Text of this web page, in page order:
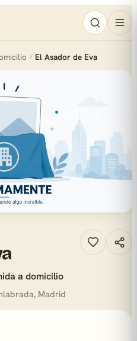
El Asador de Eva
a domicilio
Madrid